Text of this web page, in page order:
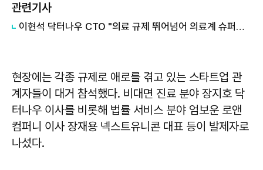
관련기사
이현석 닥터나우 CTO "의료 규제 뛰어넘어 의료계 슈퍼앱 도약"
현장에는 각종 규제로 애로를 겪고 있는 스타트업 관
계자들이 대거 참석했다. 비대면 진료 분야 장지호 닥
터나우 이사를 비롯해 법률 서비스 분야 엄보운 로앤
컴퍼니 이사 장재용 넥스트유니콘 대표 등이 발제자로
나섰다.